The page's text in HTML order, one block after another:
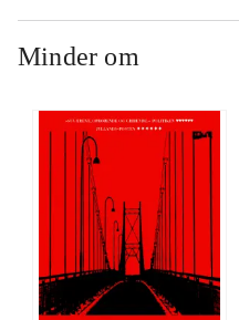
Minder om